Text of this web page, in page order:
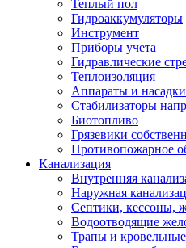
Теплый пол
Гидроаккумуляторы
Инструмент
Приборы учета
Гидравлические
Теплоизоляция
Аппараты и
Стабилизаторы
Биотопливо
Грязевики
Противопожарное
Канализация
Внутренняя
Наружная
Септики, кессоны,
Водоотводящие
Трапы и